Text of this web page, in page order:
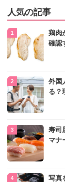
人気の記事
鶏肉
確認
外国
る？
寿司
マナ
写真